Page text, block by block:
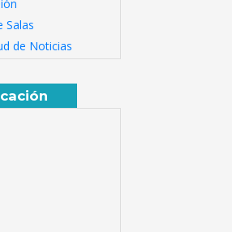
Salas
de Noticias